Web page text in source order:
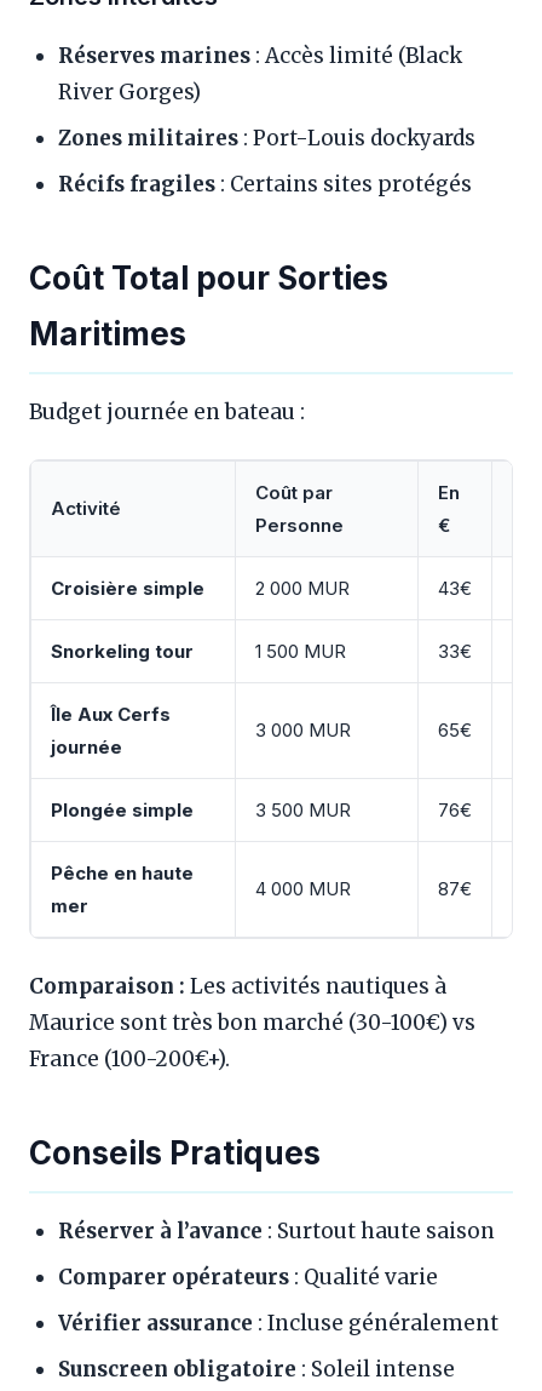
Réserves marines : Accès limité (Black
River Gorges)
Zones militaires : Port-Louis dockyards
Récifs fragiles : Certains sites protégés
Coût Total pour Sorties
Maritimes
Budget journée en bateau :
Activité
Coût par
Personne
En
€
Croisière simple 2 000 MUR 43€
Snorkeling tour 1 500 MUR 33€
Île Aux Cerfs
journée
3 000 MUR 65€
Plongée simple 3 500 MUR 76€
Pêche en haute
mer
4 000 MUR 87€
Comparaison : Les activités nautiques à
Maurice sont très bon marché (30-100€) vs
France (100-200€+).
Conseils Pratiques
Réserver à l’avance : Surtout haute saison
Comparer opérateurs : Qualité varie
Vérifier assurance : Incluse généralement
Sunscreen obligatoire : Soleil intense